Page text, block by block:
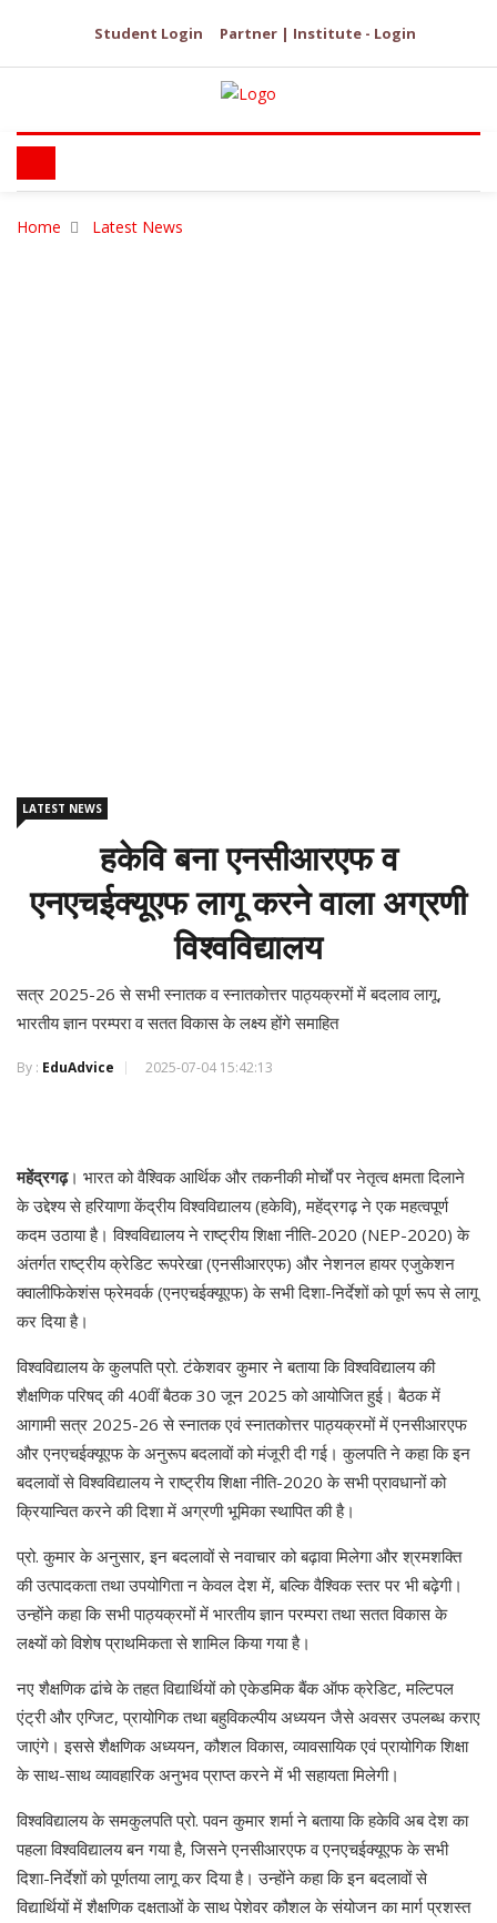
Student Login Partner | Institute - Login
Home Latest News
LATEST NEWS
हकेवि बना एनसीआरएफ व
एनएचईक्यूएफ लागू करने वाला अग्रणी
विश्वविद्यालय
सत्र 2025-26 से सभी स्नातक व स्नातकोत्तर पाठ्यक्रमों में बदलाव लागू,
भारतीय ज्ञान परम्परा व सतत विकास के लक्ष्य होंगे समाहित
By : EduAdvice 2025-07-04 15:42:13
महेंद्रगढ़। भारत को वैश्विक आर्थिक और तकनीकी मोर्चों पर नेतृत्व क्षमता दिलाने
के उद्देश्य से हरियाणा केंद्रीय विश्वविद्यालय (हकेवि), महेंद्रगढ़ ने एक महत्वपूर्ण
कदम उठाया है। विश्वविद्यालय ने राष्ट्रीय शिक्षा नीति-2020 (NEP-2020) के
अंतर्गत राष्ट्रीय क्रेडिट रूपरेखा (एनसीआरएफ) और नेशनल हायर एजुकेशन
क्वालीफिकेशंस फ्रेमवर्क (एनएचईक्यूएफ) के सभी दिशा-निर्देशों को पूर्ण रूप से लागू
कर दिया है।
विश्वविद्यालय के कुलपति प्रो. टंकेशवर कुमार ने बताया कि विश्वविद्यालय की
शैक्षणिक परिषद् की 40वीं बैठक 30 जून 2025 को आयोजित हुई। बैठक में
आगामी सत्र 2025-26 से स्नातक एवं स्नातकोत्तर पाठ्यक्रमों में एनसीआरएफ
और एनएचईक्यूएफ के अनुरूप बदलावों को मंजूरी दी गई। कुलपति ने कहा कि इन
बदलावों से विश्वविद्यालय ने राष्ट्रीय शिक्षा नीति-2020 के सभी प्रावधानों को
क्रियान्वित करने की दिशा में अग्रणी भूमिका स्थापित की है।
प्रो. कुमार के अनुसार, इन बदलावों से नवाचार को बढ़ावा मिलेगा और श्रमशक्ति
की उत्पादकता तथा उपयोगिता न केवल देश में, बल्कि वैश्विक स्तर पर भी बढ़ेगी।
उन्होंने कहा कि सभी पाठ्यक्रमों में भारतीय ज्ञान परम्परा तथा सतत विकास के
लक्ष्यों को विशेष प्राथमिकता से शामिल किया गया है।
नए शैक्षणिक ढांचे के तहत विद्यार्थियों को एकेडमिक बैंक ऑफ क्रेडिट, मल्टिपल
एंट्री और एग्जिट, प्रायोगिक तथा बहुविकल्पीय अध्ययन जैसे अवसर उपलब्ध कराए
जाएंगे। इससे शैक्षणिक अध्ययन, कौशल विकास, व्यावसायिक एवं प्रायोगिक शिक्षा
के साथ-साथ व्यावहारिक अनुभव प्राप्त करने में भी सहायता मिलेगी।
विश्वविद्यालय के समकुलपति प्रो. पवन कुमार शर्मा ने बताया कि हकेवि अब देश का
पहला विश्वविद्यालय बन गया है, जिसने एनसीआरएफ व एनएचईक्यूएफ के सभी
दिशा-निर्देशों को पूर्णतया लागू कर दिया है। उन्होंने कहा कि इन बदलावों से
विद्यार्थियों में शैक्षणिक दक्षताओं के साथ पेशेवर कौशल के संयोजन का मार्ग प्रशस्त